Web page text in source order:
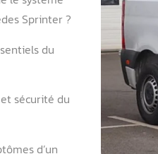
le système
Mercedes Sprinter ?
essentiels du